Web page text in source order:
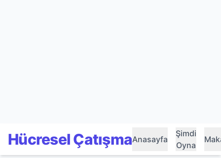
Hücresel ÇatışmaAnasayfa
Şimdi
Oyna